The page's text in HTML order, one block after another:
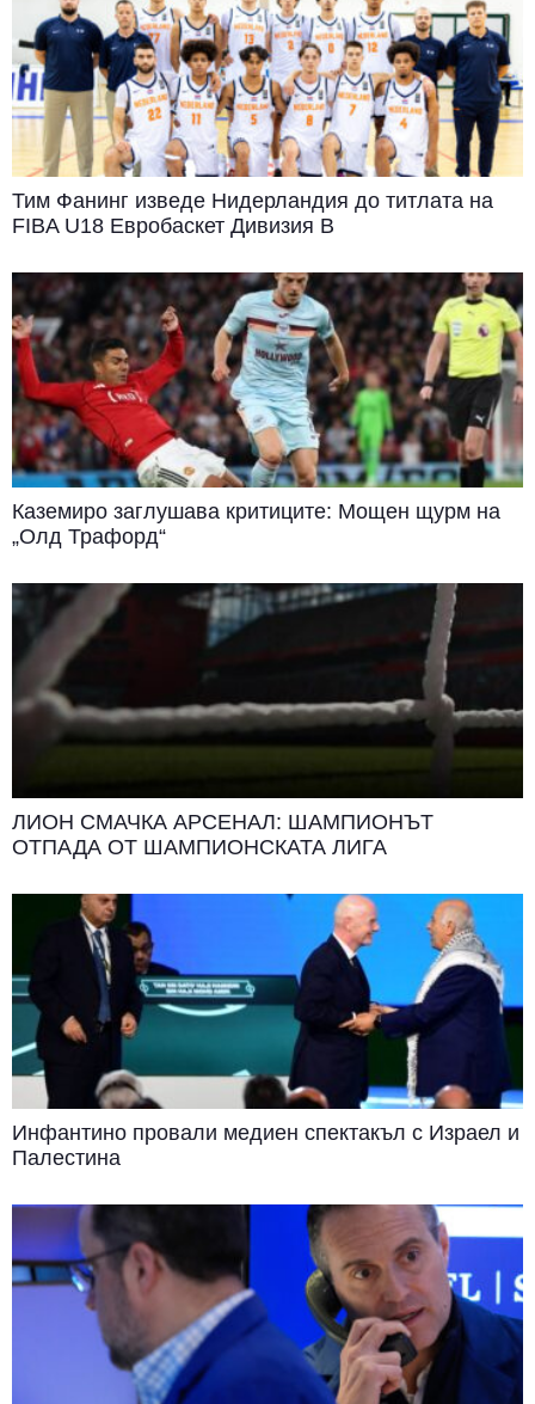
Тим Фанинг изведе Нидерландия до титлата на
FIBA U18 Евробаскет Дивизия B
Каземиро заглушава критиците: Мощен щурм на
„Олд Трафорд“
ЛИОН СМАЧКА АРСЕНАЛ: ШАМПИОНЪТ
ОТПАДА ОТ ШАМПИОНСКАТА ЛИГА
Инфантино провали медиен спектакъл с Израел и
Палестина